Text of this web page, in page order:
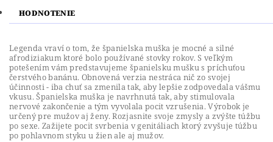
HODNOTENIE
Legenda vraví o tom, že španielska muška je mocné a silné
afrodiziakum ktoré bolo používané stovky rokov. S veľkým
potešením vám predstavujeme španielsku mušku s príchuťou
čerstvého banánu. Obnovená verzia nestráca nič zo svojej
účinnosti - iba chuť sa zmenila tak, aby lepšie zodpovedala vášmu
vkusu. Španielska muška je navrhnutá tak, aby stimulovala
nervové zakončenie a tým vyvolala pocit vzrušenia. Výrobok je
určený pre mužov aj ženy. Rozjasnite svoje zmysly a zvýšte túžbu
po sexe. Zažijete pocit svrbenia v genitáliach ktorý zvyšuje túžbu
po pohlavnom styku u žien ale aj mužov.